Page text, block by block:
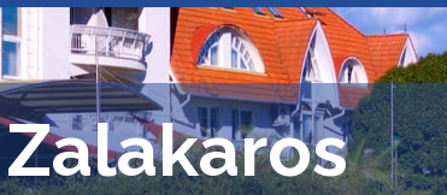
Zalakaros